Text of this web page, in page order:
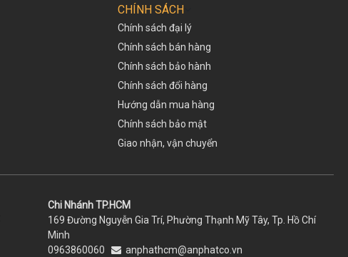
CHÍNH SÁCH
Chính sách đại lý
Chính sách bán hàng
Chính sách bảo hành
Chính sách đổi hàng
Hướng dẫn mua hàng
Chính sách bảo mật
Giao nhận, vận chuyển
Chi Nhánh TP.HCM
169 Đường Nguyễn Gia Trí, Phường Thạnh Mỹ Tây, Tp. Hồ Chí
Minh
0963860060
anphathcm@anphatco.vn